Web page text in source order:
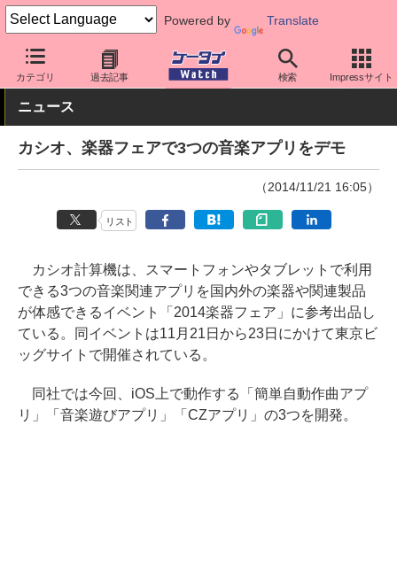
Powered by Translate
カテゴリ 過去記事 検索 Impressサイト
ケータイ Watch OS iPhone (iOS) アプリ・サービス
ニュース
カシオ、楽器フェアで3つの音楽アプリをデモ
（2014/11/21 16:05）
リスト
カシオ計算機は、スマートフォンやタブレットで利用
できる3つの音楽関連アプリを国内外の楽器や関連製品
が体感できるイベント「2014楽器フェア」に参考出品し
ている。同イベントは11月21日から23日にかけて東京ビ
ッグサイトで開催されている。
同社では今回、iOS上で動作する「簡単自動作曲アプ
リ」「音楽遊びアプリ」「CZアプリ」の3つを開発。